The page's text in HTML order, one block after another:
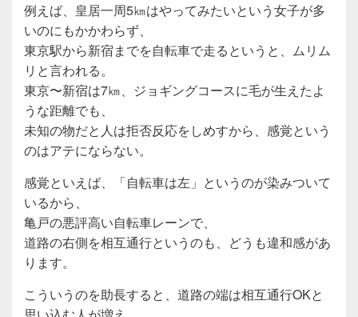
例えば、皇居一周5㎞はやってみたいという女子が多
いのにもかかわらず、
東京駅から新宿までを自転車で走るというと、ムリム
リと言われる。
東京〜新宿は7㎞、ジョギングコースに毛が生えたよ
うな距離でも、
未知の物だと人は拒否反応をしめすから、感覚という
のはアテにならない。
感覚といえば、「自転車は左」というのが染みついて
いるから、
亀戸の悪評高い自転車レーンで、
道路の右側を相互通行というのも、どうも違和感があ
ります。
こういうのを助長すると、道路の端は相互通行OKと